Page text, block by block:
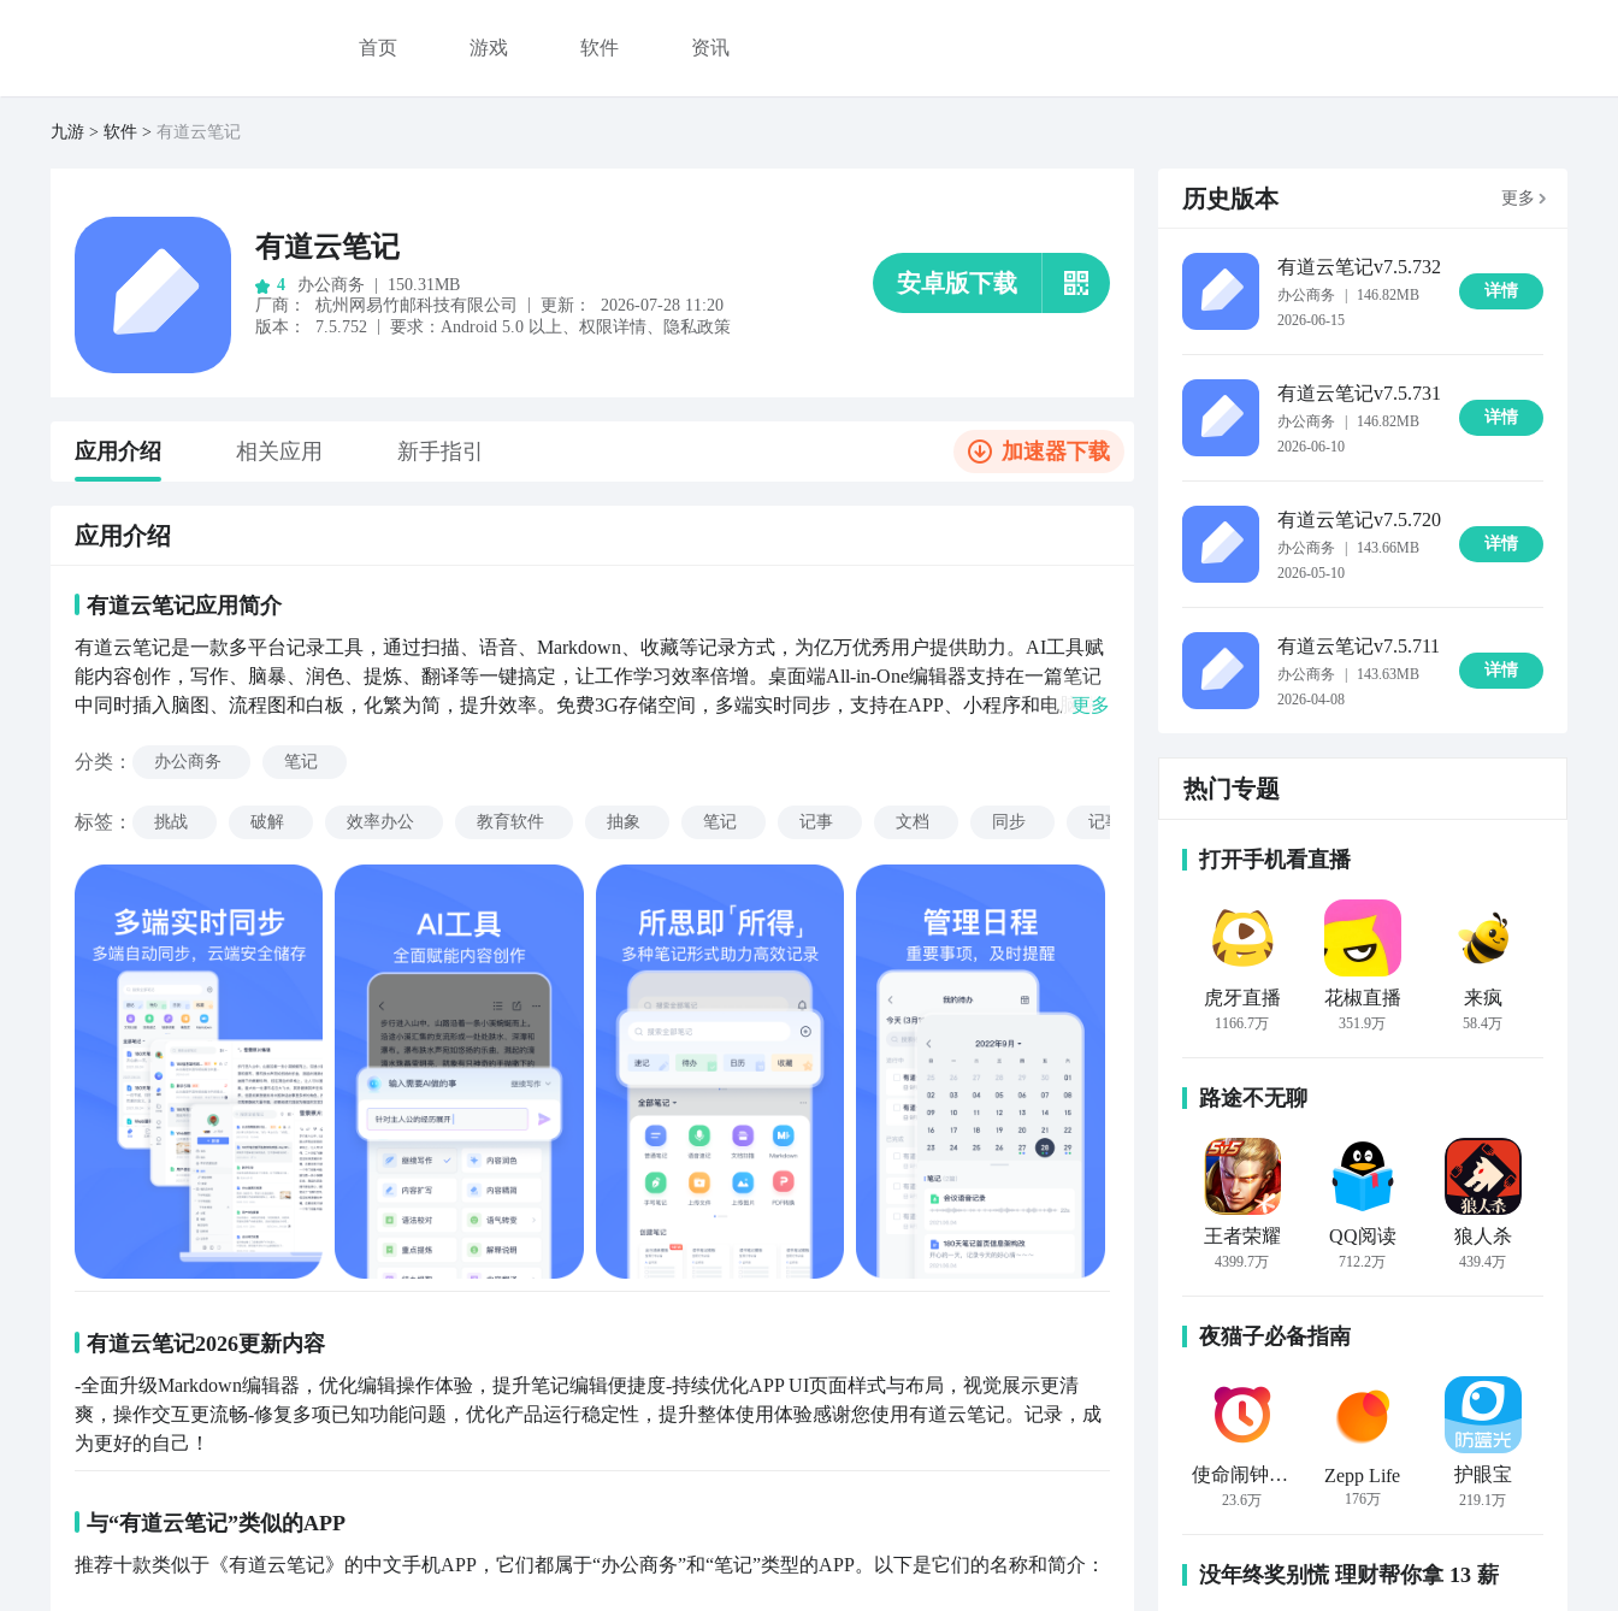
首页 游戏 软件 资讯
九游 软件 有道云笔记
有道云笔记
4 办公商务
150.31MB
厂商 ： 杭州网易竹邮科技有限公司 更新：
2026-07-28 11:20
版本：
7.5.752 要求： Android 5.0 以上、 权限详情、 隐私政策
安卓版下载
应用介绍 相关应用 新手指引 加速器下载
应用介绍
有道云笔记应用简介
有道云笔记是一款多平台记录工具，通过扫描、语音、Markdown、收藏等记录方式，为亿万优秀用户提供助力。AI工具赋
能内容创作，写作、脑暴、润色、提炼、翻译等一键搞定，让工作学习效率倍增。桌面端All-in-One编辑器支持在一篇笔记
中同时插入脑图、流程图和白板，化繁为简，提升效率。免费3G存储空间，多端实时同步，支持在APP、小程序和电脑端
office、Markdown等多项技能！助力高效工作和学习：Markdown、扫描、语音、手写等多种记录方式满足不同场景的记录
乎等优质内容一键收藏到笔记，随心标注和编辑；多级目录管理文档，多端实时同步备份；OCR智能文字识别，轻松实现
更多
分类 ： 办公商务 笔记
标签 ： 挑战 破解 效率办公 教育软件 抽象 笔记 记事 文档 同步 记事本
有道云笔记2026更新内容
-全面升级Markdown编辑器，优化编辑操作体验，提升笔记编辑便捷度-持续优化APP UI页面样式与布局，视觉展示更清
爽，操作交互更流畅-修复多项已知功能问题，优化产品运行稳定性，提升整体使用体验感谢您使用有道云笔记。记录，成
为更好的自己！
与“有道云笔记”类似的APP
推荐十款类似于《有道云笔记》的中文手机APP，它们都属于“办公商务”和“笔记”类型的APP。以下是它们的名称和简介：
历史版本 更多
有道云笔记v7.5.732
办公商务
146.82MB
2026-06-15
详情
有道云笔记v7.5.731
办公商务
146.82MB
2026-06-10
详情
有道云笔记v7.5.720
办公商务
143.66MB
2026-05-10
详情
有道云笔记v7.5.711
办公商务
143.63MB
2026-04-08
详情
热门专题
打开手机看直播
虎牙直播
1166.7万
花椒直播
351.9万
来疯
58.4万
路途不无聊
王者荣耀
4399.7万
QQ阅读
712.2万
狼人杀
439.4万
夜猫子必备指南
使命闹钟Alarmy
23.6万
Zepp Life
176万
护眼宝
219.1万
没年终奖别慌 理财帮你拿 13 薪